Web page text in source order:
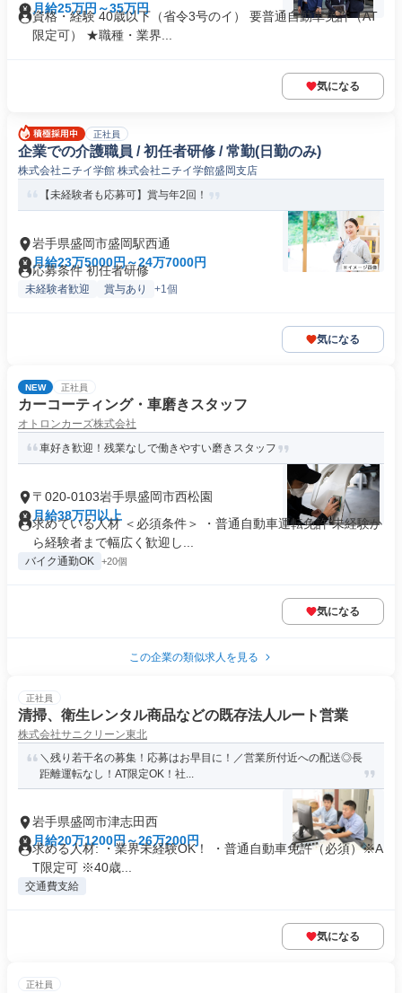
月給25万円～35万円
資格・経験 40歳以下（省令3号のイ） 要普通自動車免許（AT
限定可） ★職種・業界...
気になる
正社員
企業での介護職員 / 初任者研修 / 常勤(日勤のみ)
株式会社ニチイ学館 株式会社ニチイ学館盛岡支店
【未経験者も応募可】賞与年2回！
岩手県盛岡市盛岡駅西通
月給23万5000円～24万7000円
応募条件 初任者研修
未経験者歓迎 賞与あり +1個
気になる
NEW 正社員
カーコーティング・車磨きスタッフ
オトロンカーズ株式会社
車好き歓迎！残業なしで働きやすい磨きスタッフ
〒020-0103岩手県盛岡市西松園
月給38万円以上
求めている人材 ＜必須条件＞ ・普通自動車運転免許 未経験か
ら経験者まで幅広く歓迎し...
バイク通勤OK +20個
気になる
この企業の類似求人を見る
正社員
清掃、衛生レンタル商品などの既存法人ルート営業
株式会社サニクリーン東北
＼残り若干名の募集！応募はお早目に！／営業所付近への配送◎長
距離運転なし！AT限定OK！社...
岩手県盛岡市津志田西
月給20万1200円～26万200円
求める人材: ・業界未経験OK！ ・普通自動車免許（必須）※A
T限定可 ※40歳...
交通費支給
気になる
正社員